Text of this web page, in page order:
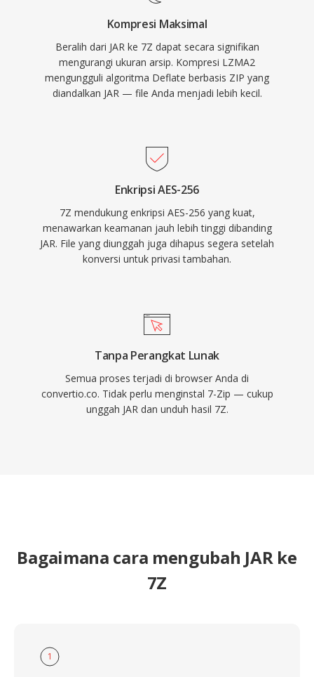
Kompresi Maksimal
Beralih dari JAR ke 7Z dapat secara signifikan
mengurangi ukuran arsip. Kompresi LZMA2
mengungguli algoritma Deflate berbasis ZIP yang
diandalkan JAR — file Anda menjadi lebih kecil.
Enkripsi AES-256
7Z mendukung enkripsi AES-256 yang kuat,
menawarkan keamanan jauh lebih tinggi dibanding
JAR. File yang diunggah juga dihapus segera setelah
konversi untuk privasi tambahan.
Tanpa Perangkat Lunak
Semua proses terjadi di browser Anda di
convertio.co. Tidak perlu menginstal 7-Zip — cukup
unggah JAR dan unduh hasil 7Z.
Bagaimana cara mengubah JAR ke
7Z
1